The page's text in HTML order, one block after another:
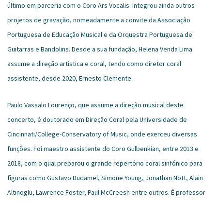
último em parceria com o Coro Ars Vocalis. Integrou ainda outros
projetos de gravação, nomeadamente a convite da Associação
Portuguesa de Educação Musical e da Orquestra Portuguesa de
Guitarras e Bandolins. Desde a sua fundação, Helena Venda Lima
assume a direção artística e coral, tendo como diretor coral
assistente, desde 2020, Ernesto Clemente.
Paulo Vassalo Lourenço, que assume a direção musical deste
concerto, é doutorado em Direção Coral pela Universidade de
Cincinnati/College-Conservatory of Music, onde exerceu diversas
funções. Foi maestro assistente do Coro Gulbenkian, entre 2013 e
2018, com o qual preparou o grande repertório coral sinfónico para
figuras como Gustavo Dudamel, Simone Young, Jonathan Nott, Alain
Altinoglu, Lawrence Foster, Paul McCreesh entre outros. É professor